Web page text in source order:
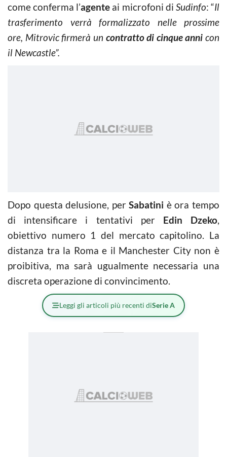
come conferma l’agente ai microfoni di Sudinfo: “Il
trasferimento verrà formalizzato nelle prossime
ore, Mitrovic firmerà un contratto di cinque anni con
il Newcastle”.
Dopo questa delusione, perSabatini è ora tempo
di intensificare i tentativi per Edin Dzeko,
obiettivo numero 1 del mercato capitolino. La
distanza tra la Roma e il Manchester City non è
proibitiva, ma sarà ugualmente necessaria una
discreta operazione di convincimento.
Leggi gli articoli più recenti diSerie A